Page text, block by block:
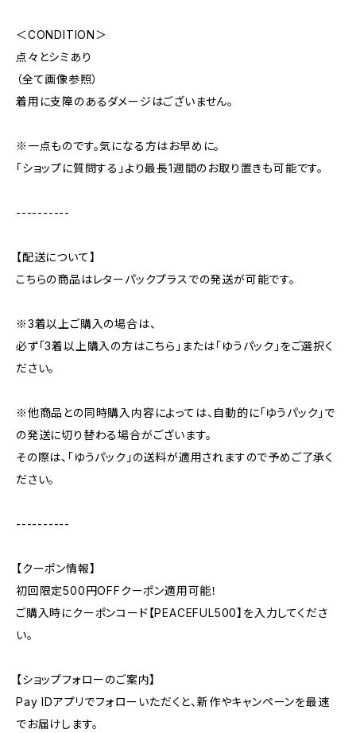
＜CONDITION＞
点々とシミあり
（全て画像参照）
着用に支障のあるダメージはございません。
※一点ものです。気になる方はお早めに。
「ショップに質問する」より最長1週間のお取り置きも可能です。
----------
【配送について】
こちらの商品はレターパックプラスでの発送が可能です。
※3着以上ご購入の場合は、
必ず「3着以上購入の方はこちら」または「ゆうパック」をご選択く
ださい。
※他商品との同時購入内容によっては、自動的に「ゆうパック」で
の発送に切り替わる場合がございます。
その際は、「ゆうパック」の送料が適用されますので予めご了承く
ださい。
----------
【クーポン情報】
初回限定500円OFFクーポン適用可能！
ご購入時にクーポンコード【PEACEFUL500】を入力してくださ
い。
【ショップフォローのご案内】
Pay IDアプリでフォローいただくと、新作やキャンペーンを最速
でお届けします。